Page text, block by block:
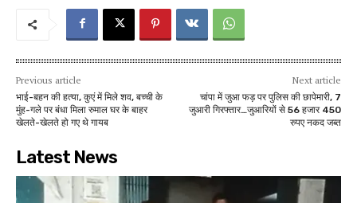
Previous article
भाई-बहन की हत्या, कुएं में मिले शव, बच्ची के
मुंह-गले पर बंधा मिला रुमाल घर के बाहर
खेलते-खेलते हो गए थे गायब
Next article
चांपा में जुआ फड़ पर पुलिस की छापेमारी, 7
जुआरी गिरफ्तार…जुआरियों से 56 हजार 450
रुपए नकद जब्त
Latest News